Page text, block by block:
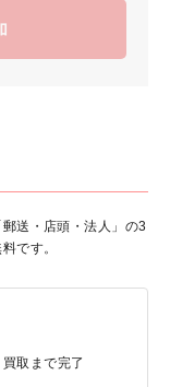
送・店頭・法人」の3
です。
取まで完了